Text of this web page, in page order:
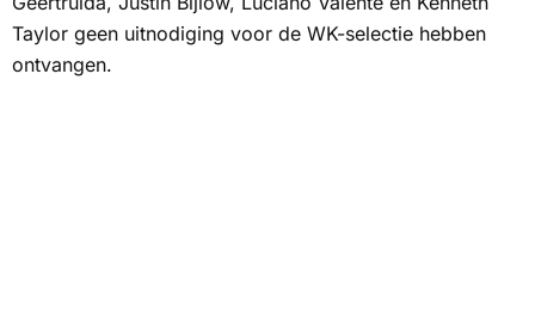
Taylor geen uitnodiging voor de WK-selectie hebben
ontvangen.